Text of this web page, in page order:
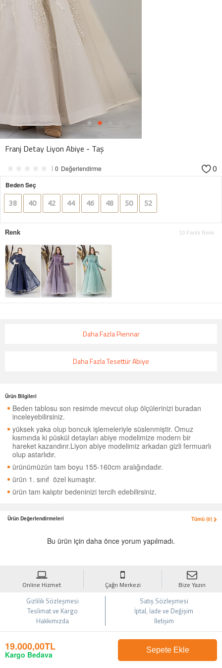
Franj Detay Liyon Abiye - Taş
0 Değerlendirme 0
Beden Seç
38 40 42 44 46 48 50 52
Renk 10 Farklı Renk
Daha Fazla Piennar
Daha Fazla Tesettür Abiye
Ürün Bilgileri
Beden tablosu son resimde mevcut olup ölçülerinizi buradan
inceleyebilirsiniz.
yüksek yaka olup boncuk işlemeleriyle süslenmiştir. Omuz
kısmında ki püskül detayları abiye modelimize modern bir
hareket kazandırır.Liyon abiye modelimiz arkadan gizli fermuarlı
olup astarlıdır.
ürünümüzün tam boyu 155-160cm aralığındadır.
ürün 1. sınıf özel kumaştır.
ürün tam kalıptır bedeninizi tercih edebilirsiniz.
Ürün Değerlendirmeleri Tümü (0)
Bu ürün için daha önce yorum yapılmadı.
19.000,00TL
Kargo Bedava Sepete Ekle
Online Hizmet Çağrı Merkezi Bize Yazın
Gizlilik Sözleşmesi
Satış Sözleşmesi
Teslimat ve Kargo
İptal, İade ve Değişim
Hakkımızda
İletişim
© 2017 Mihrunisa Tesettür Giyim